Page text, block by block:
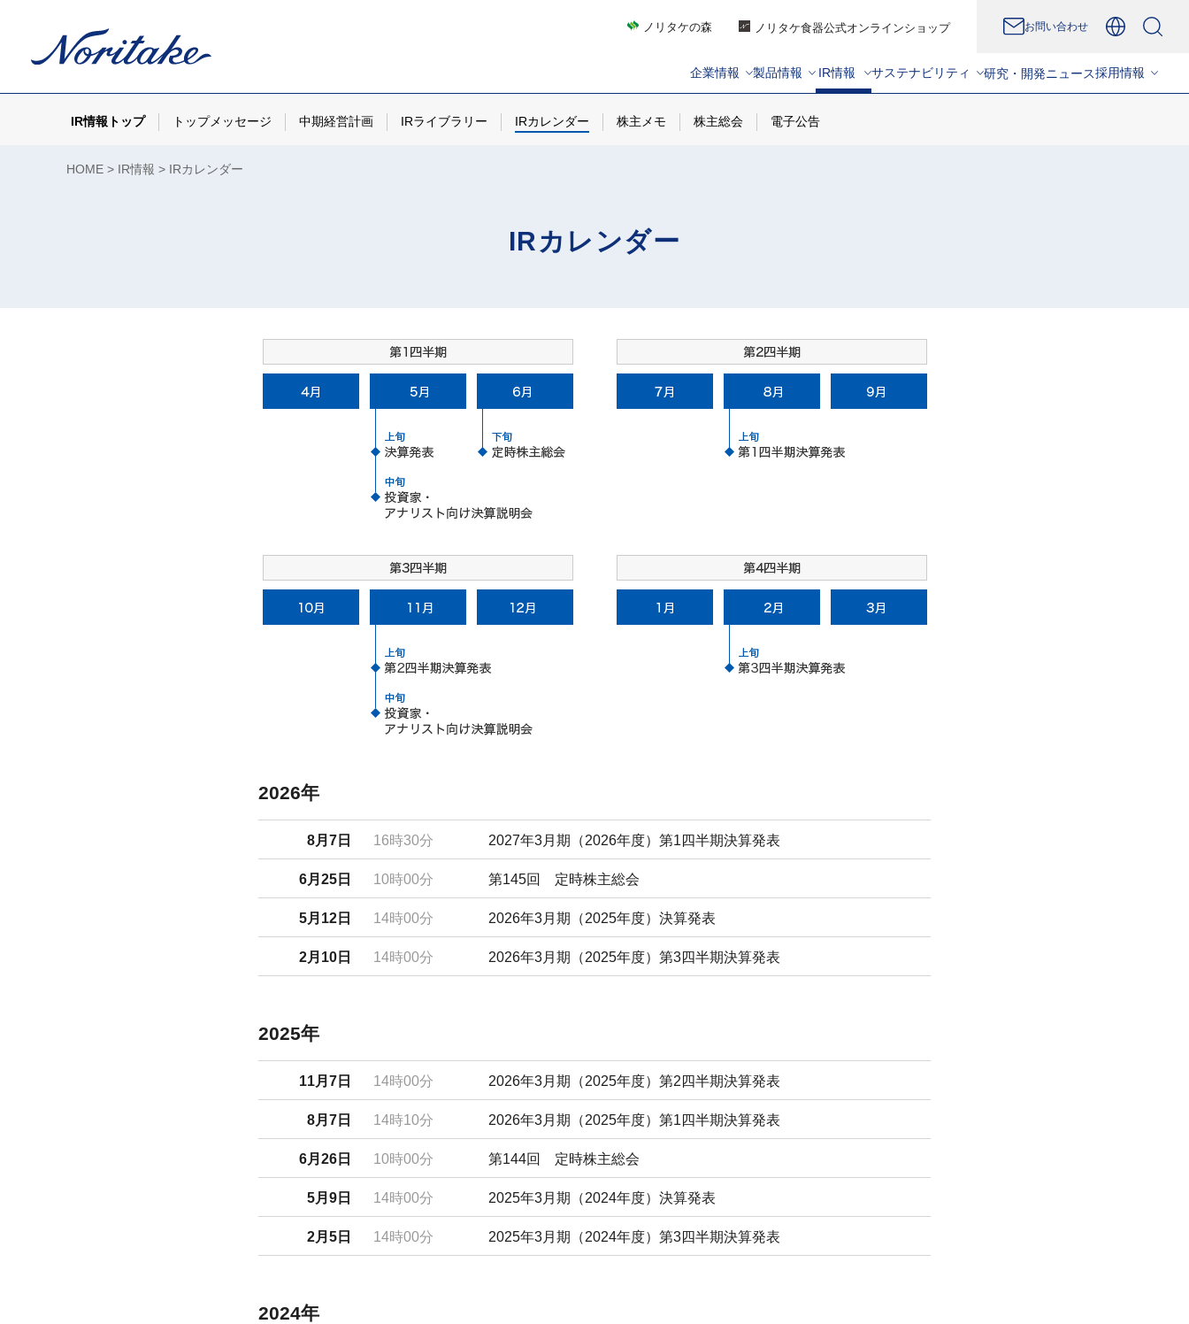
ノリタケの森 ノリタケ食器公式オンラインショップ お問い合わせ
企業情報 製品情報 IR情報 サステナビリティ 研究・開発ニュース採用情報
IR情報トップ トップメッセージ 中期経営計画 IRライブラリー IRカレンダー 株主メモ 株主総会 電子公告
HOME IR情報 IRカレンダー
IRカレンダー
2026年
8月7日 16時30分 2027年3月期（2026年度）第1四半期決算発表
6月25日 10時00分 第145回 定時株主総会
5月12日 14時00分 2026年3月期（2025年度）決算発表
2月10日 14時00分 2026年3月期（2025年度）第3四半期決算発表
2025年
11月7日 14時00分 2026年3月期（2025年度）第2四半期決算発表
8月7日 14時10分 2026年3月期（2025年度）第1四半期決算発表
6月26日 10時00分 第144回 定時株主総会
5月9日 14時00分 2025年3月期（2024年度）決算発表
2月5日 14時00分 2025年3月期（2024年度）第3四半期決算発表
2024年